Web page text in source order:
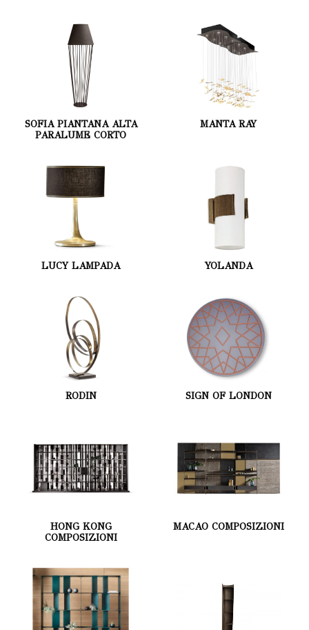
SOFIA PIANTANA ALTA
PARALUME CORTO
MANTA RAY
LUCY LAMPADA YOLANDA
RODIN SIGN OF LONDON
HONG KONG
COMPOSIZIONI
MACAO COMPOSIZIONI